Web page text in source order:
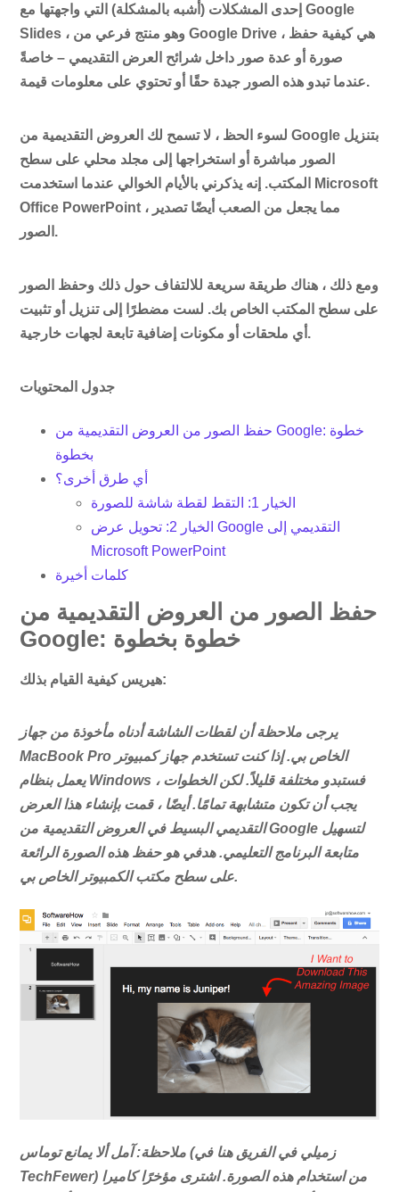
إحدى المشكلات (أشبه بالمشكلة) التي واجهتها مع Google
Slides ، وهو منتج فرعي من Google Drive ، هي كيفية حفظ
صورة أو عدة صور داخل شرائح العرض التقديمي – خاصةً
عندما تبدو هذه الصور جيدة حقًا أو تحتوي على معلومات قيمة.
لسوء الحظ ، لا تسمح لك العروض التقديمية من Google بتنزيل
الصور مباشرة أو استخراجها إلى مجلد محلي على سطح
المكتب. إنه يذكرني بالأيام الخوالي عندما استخدمت Microsoft
Office PowerPoint ، مما يجعل من الصعب أيضًا تصدير
الصور.
ومع ذلك ، هناك طريقة سريعة للالتفاف حول ذلك وحفظ الصور
على سطح المكتب الخاص بك. لست مضطرًا إلى تنزيل أو تثبيت
أي ملحقات أو مكونات إضافية تابعة لجهات خارجية.
جدول المحتويات
حفظ الصور من العروض التقديمية من Google: خطوة
بخطوة
أي طرق أخرى؟
الخيار 1: التقط لقطة شاشة للصورة
الخيار 2: تحويل عرض Google التقديمي إلى
Microsoft PowerPoint
كلمات أخيرة
حفظ الصور من العروض التقديمية من
Google: خطوة بخطوة
هيريس كيفية القيام بذلك:
يرجى ملاحظة أن لقطات الشاشة أدناه مأخوذة من جهاز
MacBook Pro الخاص بي. إذا كنت تستخدم جهاز كمبيوتر
يعمل بنظام Windows ، فستبدو مختلفة قليلاً. لكن الخطوات
يجب أن تكون متشابهة تمامًا. أيضًا ، قمت بإنشاء هذا العرض
التقديمي البسيط في العروض التقديمية من Google لتسهيل
متابعة البرنامج التعليمي. هدفي هو حفظ هذه الصورة الرائعة
على سطح مكتب الكمبيوتر الخاص بي.
ملاحظة: آمل ألا يمانع توماس (زميلي في الفريق هنا في
TechFewer) من استخدام هذه الصورة. اشترى مؤخرًا كاميرا